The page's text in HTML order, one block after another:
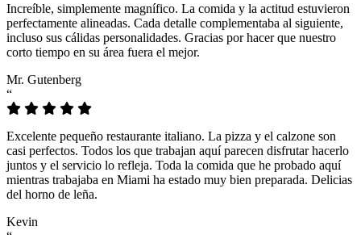
Increíble, simplemente magnífico. La comida y la actitud estuvieron
perfectamente alineadas. Cada detalle complementaba al siguiente,
incluso sus cálidas personalidades. Gracias por hacer que nuestro
corto tiempo en su área fuera el mejor.
Mr. Gutenberg
“
Excelente pequeño restaurante italiano. La pizza y el calzone son
casi perfectos. Todos los que trabajan aquí parecen disfrutar hacerlo
juntos y el servicio lo refleja. Toda la comida que he probado aquí
mientras trabajaba en Miami ha estado muy bien preparada. Delicias
del horno de leña.
Kevin